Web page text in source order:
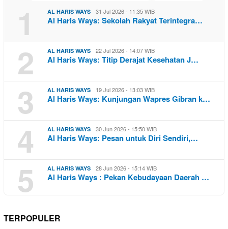
1 AL HARIS WAYS 31 Jul 2026 - 11:35 WIB
Al Haris Ways: Sekolah Rakyat Terintegra…
2 AL HARIS WAYS 22 Jul 2026 - 14:07 WIB
Al Haris Ways: Titip Derajat Kesehatan J…
3 AL HARIS WAYS 19 Jul 2026 - 13:03 WIB
Al Haris Ways: Kunjungan Wapres Gibran k…
4 AL HARIS WAYS 30 Jun 2026 - 15:50 WIB
Al Haris Ways: Pesan untuk Diri Sendiri,…
5 AL HARIS WAYS 28 Jun 2026 - 15:14 WIB
Al Haris Ways : Pekan Kebudayaan Daerah …
TERPOPULER